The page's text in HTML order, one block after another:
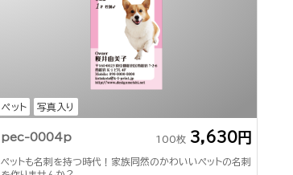
ペット 写真入り
pec-0004p 100枚 3,630円
ペットも名刺を持つ時代！家族同然のかわいいペットの名刺